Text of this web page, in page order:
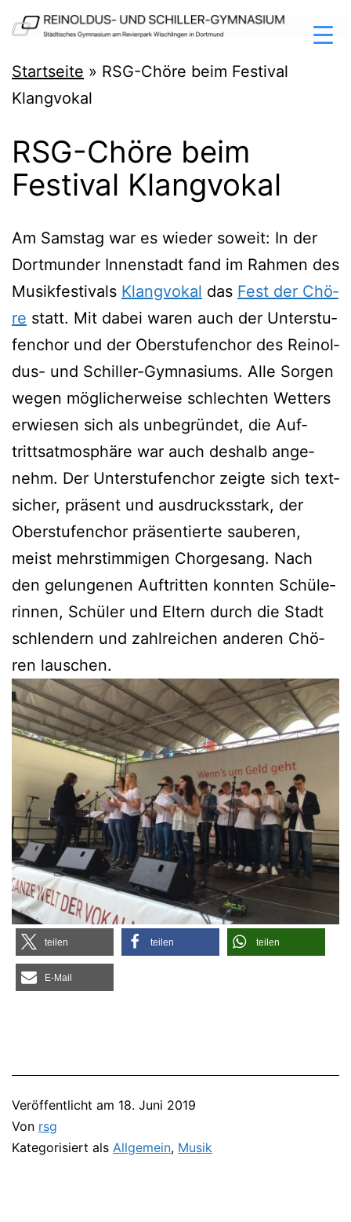
Zum
Inhalt
springen
Reinoldus-
und
Gymnasium
Dortmund
Startseite » RSG-Chöre beim Festival
Klangvokal
RSG-Chöre beim
Festival Klangvokal
Am Sams­tag war es wie­der soweit: In der
Dort­mun­der Innen­stadt fand im Rah­men des
Musik­fes­ti­vals Klang­vo­kal das Fest der Chö­
re statt. Mit dabei waren auch der Unter­stu­
fen­chor und der Ober­stu­fen­chor des Rein­ol­
dus- und Schil­ler-Gym­na­si­ums. Alle Sor­gen
wegen mög­li­cher­wei­se schlech­ten Wet­ters
erwie­sen sich als unbe­grün­det, die Auf­
tritts­at­mo­sphä­re war auch des­halb ange­
nehm. Der Unter­stu­fen­chor zeig­te sich text­
si­cher, prä­sent und aus­drucks­stark, der
Ober­stu­fen­chor prä­sen­tier­te sau­be­ren,
meist mehr­stim­mi­gen Chor­ge­sang. Nach
den gelun­ge­nen Auf­trit­ten konn­ten Schü­le­
rin­nen, Schü­ler und Eltern durch die Stadt
schlen­dern und zahl­rei­chen ande­ren Chö­
ren lauschen.
tei­len tei­len tei­len
E‑Mail
Veröffentlicht am 18. Juni 2019
Von rsg
Kategorisiert als Allgemein, Musik